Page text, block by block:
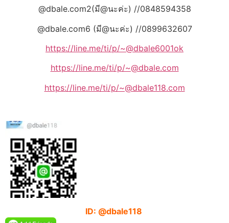
@dbale.com2(มี@นะค่ะ) //0848594358
@dbale.com6 (มี@นะค่ะ) //0899632607
https://line.me/ti/p/~@dbale6001ok
https://line.me/ti/p/~@dbale.com
https://line.me/ti/p/~@dbale118.com
ID: @dbale118